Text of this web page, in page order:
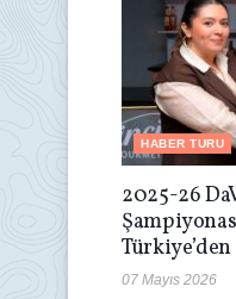
HABER TURU
2025-26
Türkiye’den
07 Mayıs 2026